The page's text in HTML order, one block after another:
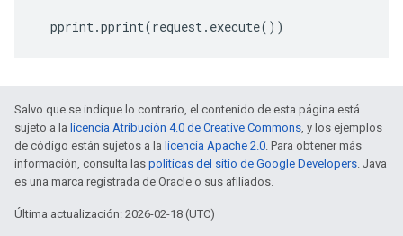
pprint.pprint(request. execute())
Salvo que se indique lo contrario, el contenido de esta página está
sujeto a la licencia Atribución 4.0 de Creative Commons, y los ejemplos
de código están sujetos a la licencia Apache 2.0. Para obtener más
información, consulta las políticas del sitio de Google Developers. Java
es una marca registrada de Oracle o sus afiliados.
Última actualización: 2026-02-18 (UTC)